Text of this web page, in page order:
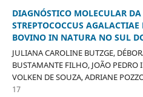
DIAGNÓSTICO MOLECULAR
STREPTOCOCCUS
BOVINO IN NATURA NO SUL
JULIANA CAROLINE BUTZGE,
BUSTAMANTE FILHO, JOÃO PEDRO
VOLKEN DE SOUZA, ADRIANE
17